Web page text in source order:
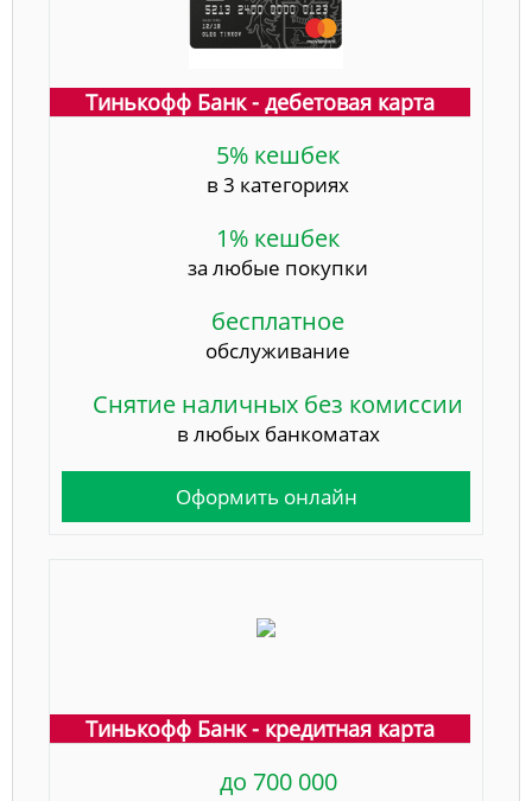
Тинькофф Банк - дебетовая карта
5% кешбек
в 3 категориях
1% кешбек
за любые покупки
бесплатное
обслуживание
Снятие наличных без комиссии
в любых банкоматах
Оформить онлайн
Тинькофф Банк - кредитная карта
до 700 000